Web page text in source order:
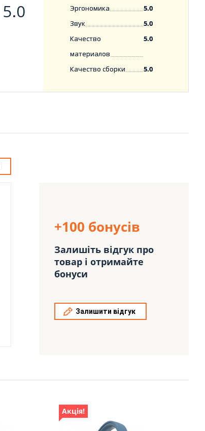
5.0 Эргономика
5.0
Звук
5.0
Качество
материалов
5.0
Качество сборки 5.0
+100 бонусів
Залишіть відгук про
товар і отримайте
бонуси
Залишити відгук
Акція!